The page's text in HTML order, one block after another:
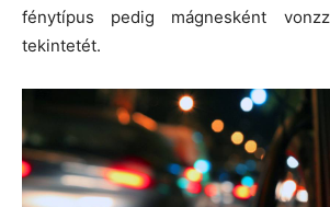
fénytípus pedig mágnesként
tekintetét.